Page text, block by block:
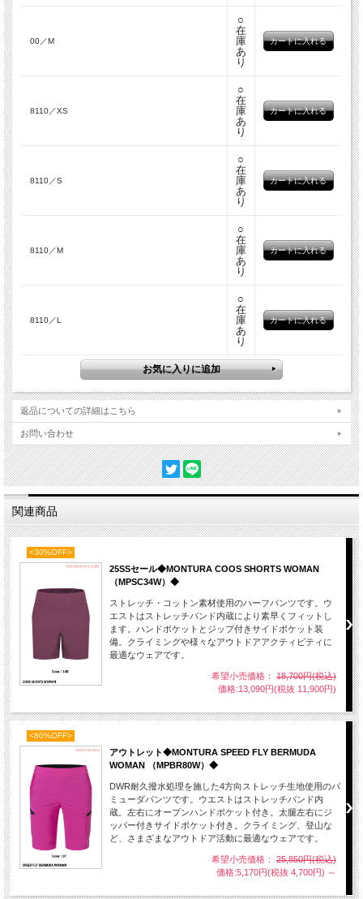
00／M
○
在
庫
あ
り
8110／XS
○
在
庫
あ
り
8110／S
○
在
庫
あ
り
8110／M
○
在
庫
あ
り
8110／L
○
在
庫
あ
り
返品についての詳細はこちら
お問い合わせ
関連商品
<30%OFF>
25SSセール◆MONTURA COOS SHORTS WOMAN
（MPSC34W）◆
ストレッチ・コットン素材使用のハーフパンツです。ウ
エストはストレッチバンド内蔵により素早くフィットし
ます。ハンドポケットとジップ付きサイドポケット装
備。クライミングや様々なアウトドアアクティビティに
最適なウェアです。
希望小売価格： 18,700円(税込)
価格:13,090円(税抜 11,900円)
<80%OFF>
アウトレット◆MONTURA SPEED FLY BERMUDA
WOMAN （MPBR80W）◆
DWR耐久撥水処理を施した4方向ストレッチ生地使用のバ
ミューダパンツです。ウエストはストレッチバンド内
蔵。左右にオープンハンドポケット付き。太腿左右にジ
ッパー付きサイドポケット付き。クライミング、登山な
ど、さまざまなアウトドア活動に最適なウェアです。
希望小売価格： 25,850円(税込)
価格:5,170円(税抜 4,700円) ～